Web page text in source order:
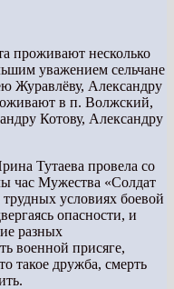
проживают несколько
уважением сельчане
Журавлёву, Александру
в п. Волжский,
Котову, Александру
Тутаева провела со
час Мужества «Солдат
условиях боевой
опасности, и
разных
военной присяге,
такое дружба, смерть